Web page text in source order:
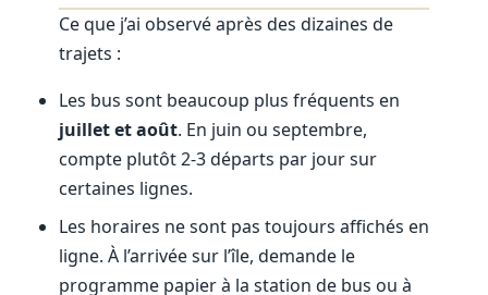
Ce que j’ai observé après des dizaines de
trajets :
Les bus sont beaucoup plus fréquents en
juillet et août. En juin ou septembre,
compte plutôt 2-3 départs par jour sur
certaines lignes.
Les horaires ne sont pas toujours affichés en
ligne. À l’arrivée sur l’île, demande le
programme papier à la station de bus ou à